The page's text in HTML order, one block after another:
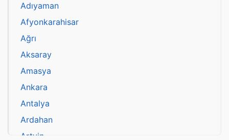
Adıyaman
Afyonkarahisar
Ağrı
Aksaray
Amasya
Ankara
Antalya
Ardahan
Artvin